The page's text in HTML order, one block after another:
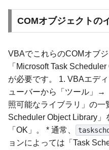
COMオブジェクトの
VBAでこれらのCOMオブ
「Microsoft Task
が必要です。 1. VBAエデ
ューバーから「ツール」→
照可能なライブラリ」の一
Scheduler Object Library」
「OK」。 * 通常、
ョンによっては「Task